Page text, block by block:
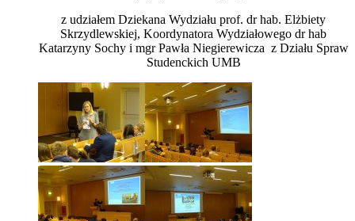
z udziałem Dziekana Wydziału prof. dr hab. Elżbiety
Skrzydlewskiej, Koordynatora Wydziałowego dr hab
Katarzyny Sochy i mgr Pawła Niegierewicza z Działu Spraw
Studenckich UMB